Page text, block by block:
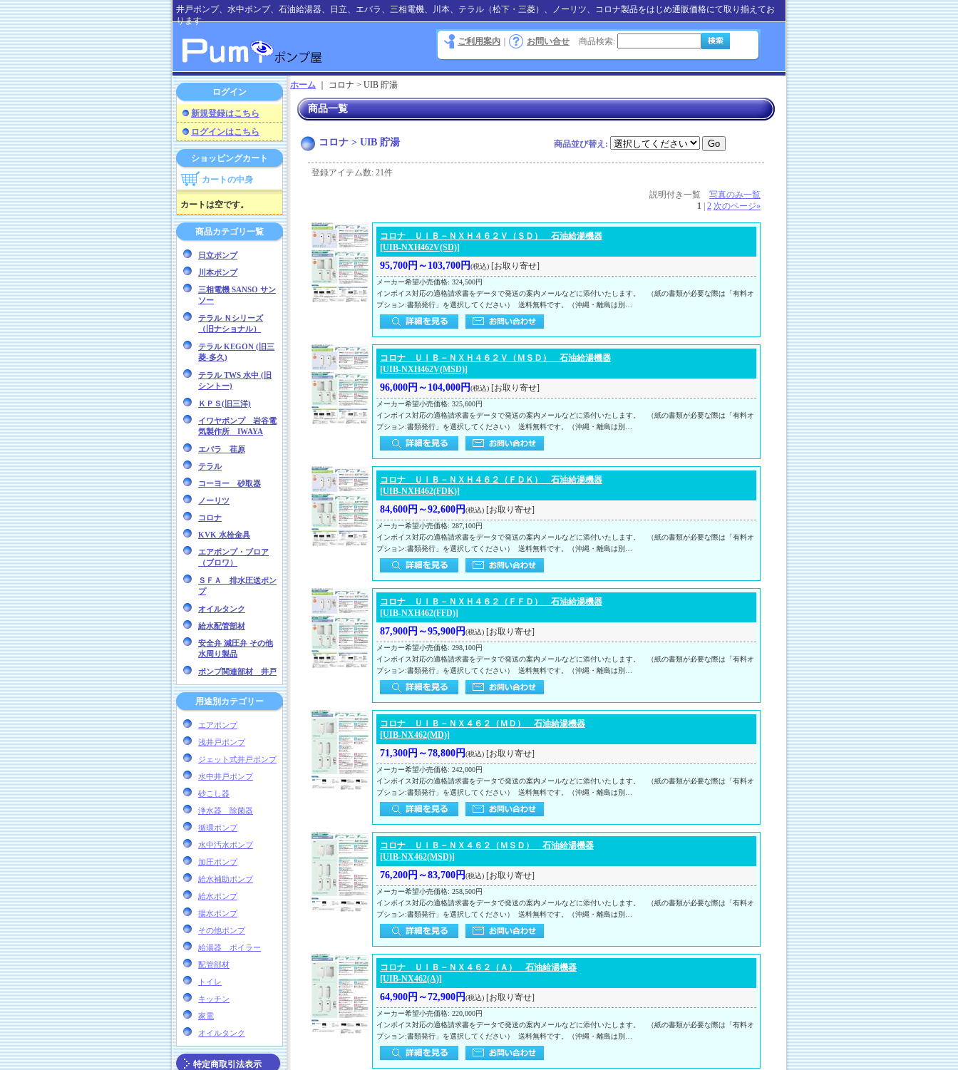
井戸ポンプ、水中ポンプ、石油給湯器、日立、エバラ、三相電機、川本、テラル（松下・三菱）、ノーリツ、コロナ製品をはじめ通販価格にて取り揃えてお
ります
ご利用案内 ｜ お問い合せ 商品検索:
ログイン
新規登録はこちら
ログインはこちら
ショッピングカート
カートの中身
カートは空です。
商品カテゴリ一覧
日立ポンプ
川本ポンプ
三相電機 SANSO サン
ソー
テラル Ｎシリーズ
（旧ナショナル）
テラル KEGON (旧三
菱-多久)
テラル TWS 水中 (旧
シントー)
ＫＰＳ(旧三洋)
イワヤポンプ 岩谷電
気製作所 IWAYA
エバラ 荏原
テラル
コーヨー 砂取器
ノーリツ
コロナ
KVK 水栓金具
エアポンプ・ブロア
（ブロワ）
ＳＦＡ 排水圧送ポン
プ
オイルタンク
給水配管部材
安全弁 減圧弁 その他
水周り製品
ポンプ関連部材 井戸
用途別カテゴリー
エアポンプ
浅井戸ポンプ
ジェット式井戸ポンプ
水中井戸ポンプ
砂こし器
浄水器 除菌器
循環ポンプ
水中汚水ポンプ
加圧ポンプ
給水補助ポンプ
給水ポンプ
揚水ポンプ
その他ポンプ
給湯器 ボイラー
配管部材
トイレ
キッチン
家電
オイルタンク
特定商取引法表示
ホーム コロナ > UIB 貯湯
商品一覧
コロナ > UIB 貯湯 商品並び替え :
登録アイテム数: 21件
説明付き一覧 写真のみ一覧
1 2 次のページ»
コロナ ＵＩＢ－ＮＸＨ４６２Ｖ（ＳＤ） 石油給湯機器
[UIB-NXH462V(SD)]
95,700円～103,700円(税込) [お取り寄せ]
メーカー希望小売価格: 324,500円
インボイス対応の適格請求書をデータで発送の案内メールなどに添付いたします。 （紙の書類が必要な際は「有料オ
プション:書類発行」を選択してください） 送料無料です。（沖縄・離島は別…
コロナ ＵＩＢ－ＮＸＨ４６２Ｖ（ＭＳＤ） 石油給湯機器
[UIB-NXH462V(MSD)]
96,000円～104,000円(税込) [お取り寄せ]
メーカー希望小売価格: 325,600円
インボイス対応の適格請求書をデータで発送の案内メールなどに添付いたします。 （紙の書類が必要な際は「有料オ
プション:書類発行」を選択してください） 送料無料です。（沖縄・離島は別…
コロナ ＵＩＢ－ＮＸＨ４６２（ＦＤＫ） 石油給湯機器
[UIB-NXH462(FDK)]
84,600円～92,600円(税込) [お取り寄せ]
メーカー希望小売価格: 287,100円
インボイス対応の適格請求書をデータで発送の案内メールなどに添付いたします。 （紙の書類が必要な際は「有料オ
プション:書類発行」を選択してください） 送料無料です。（沖縄・離島は別…
コロナ ＵＩＢ－ＮＸＨ４６２（ＦＦＤ） 石油給湯機器
[UIB-NXH462(FFD)]
87,900円～95,900円(税込) [お取り寄せ]
メーカー希望小売価格: 298,100円
インボイス対応の適格請求書をデータで発送の案内メールなどに添付いたします。 （紙の書類が必要な際は「有料オ
プション:書類発行」を選択してください） 送料無料です。（沖縄・離島は別…
コロナ ＵＩＢ－ＮＸ４６２（ＭＤ） 石油給湯機器
[UIB-NX462(MD)]
71,300円～78,800円(税込) [お取り寄せ]
メーカー希望小売価格: 242,000円
インボイス対応の適格請求書をデータで発送の案内メールなどに添付いたします。 （紙の書類が必要な際は「有料オ
プション:書類発行」を選択してください） 送料無料です。（沖縄・離島は別…
コロナ ＵＩＢ－ＮＸ４６２（ＭＳＤ） 石油給湯機器
[UIB-NX462(MSD)]
76,200円～83,700円(税込) [お取り寄せ]
メーカー希望小売価格: 258,500円
インボイス対応の適格請求書をデータで発送の案内メールなどに添付いたします。 （紙の書類が必要な際は「有料オ
プション:書類発行」を選択してください） 送料無料です。（沖縄・離島は別…
コロナ ＵＩＢ－ＮＸ４６２（Ａ） 石油給湯機器
[UIB-NX462(A)]
64,900円～72,900円(税込) [お取り寄せ]
メーカー希望小売価格: 220,000円
インボイス対応の適格請求書をデータで発送の案内メールなどに添付いたします。 （紙の書類が必要な際は「有料オ
プション:書類発行」を選択してください） 送料無料です。（沖縄・離島は別…